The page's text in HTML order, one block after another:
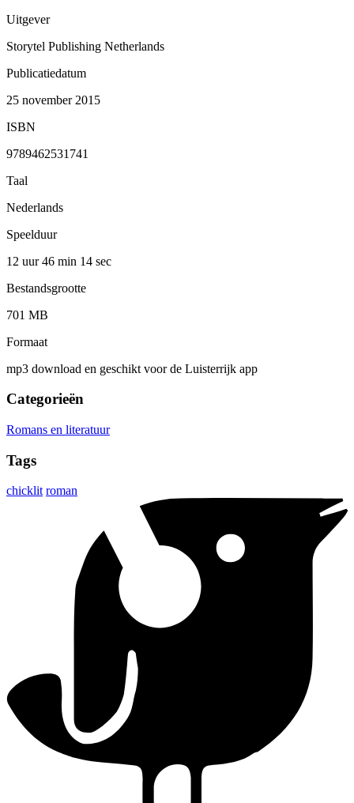
Uitgever
Storytel Publishing Netherlands
Publicatiedatum
25 november 2015
ISBN
9789462531741
Taal
Nederlands
Speelduur
12 uur 46 min 14 sec
Bestandsgrootte
701 MB
Formaat
mp3 download en geschikt voor de Luisterrijk app
Categorieën
Romans en literatuur
Tags
chicklit roman